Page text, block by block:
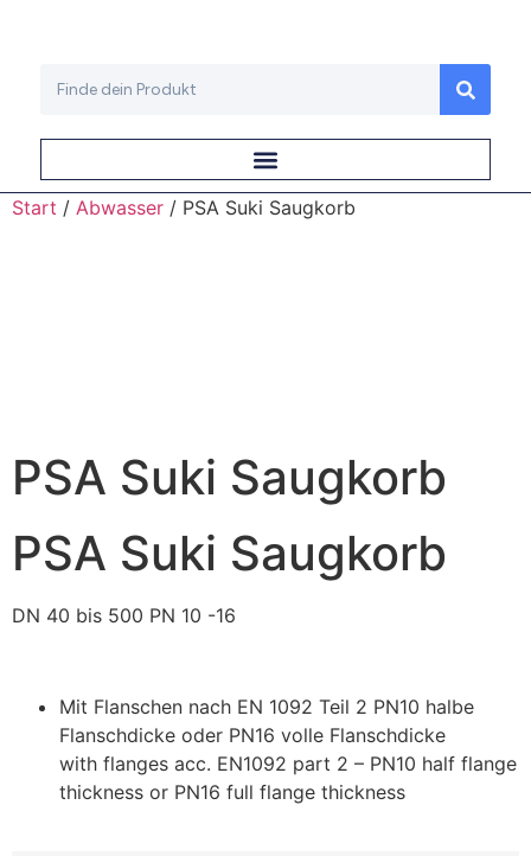
Start / Abwasser / PSA Suki Saugkorb
PSA Suki Saugkorb
PSA Suki Saugkorb
DN 40 bis 500 PN 10 -16
Mit Flanschen nach EN 1092 Teil 2 PN10 halbe
Flanschdicke oder PN16 volle Flanschdicke
with flanges acc. EN1092 part 2 – PN10 half flange
thickness or PN16 full flange thickness